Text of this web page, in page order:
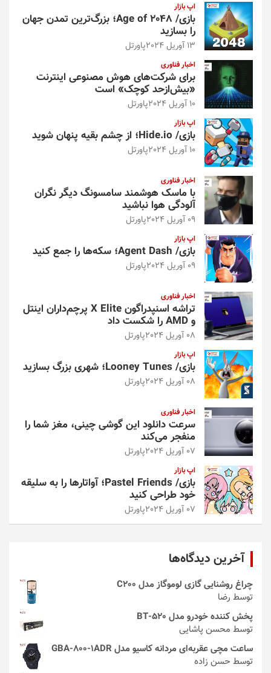
اپ بازار
بازی/ Age of 2048؛ بزرگ‌ترین تمدن جهان
را بسازید
13 آوریل 2024 پاورتل
اخبار فناوری
برای شرکت‌های هوش مصنوعی اینترنت
«بیش‌از‌حد کوچک» است
10 آوریل 2024 پاورتل
اپ بازار
بازی/ Hide.io؛ از چشم بقیه پنهان شوید
10 آوریل 2024 پاورتل
اخبار فناوری
با ماسک هوشمند سامسونگ دیگر نگران
آلودگی هوا نباشید
09 آوریل 2024 پاورتل
اپ بازار
بازی/ Agent Dash؛ سکه‌ها را جمع کنید
09 آوریل 2024 پاورتل
اخبار فناوری
تراشه اسنپدراگون X Elite پرچم‌داران اینتل
و AMD را شکست داد
08 آوریل 2024 پاورتل
اپ بازار
بازی/ Looney Tunes؛ شهری بزرگ بسازید
08 آوریل 2024 پاورتل
اخبار فناوری
سرعت دانلود این گوشی چینی، مغز شما را
منفجر می‌کند
07 آوریل 2024 پاورتل
اپ بازار
بازی/ Pastel Friends؛ آواتارها را به سلیقه
خود طراحی کنید
07 آوریل 2024 پاورتل
آخرین دیدگاه‌ها
چراغ روشنایی گازی لوموگاز مدل C200
توسط رضا
پخش کننده خودرو مدل 520-BT
توسط محسن پاشایی
ساعت مچی عقربه‌ای مردانه کاسیو مدل GBA-800-1ADR
توسط حسن زاده